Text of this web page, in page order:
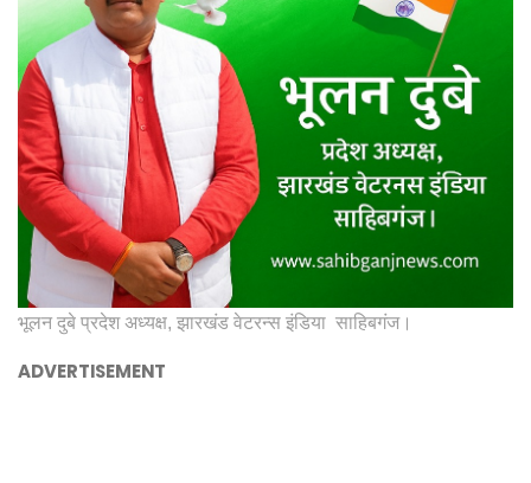
भूलन दुबे प्रदेश अध्यक्ष, झारखंड वेटरन्स इंडिया साहिबगंज।
ADVERTISEMENT